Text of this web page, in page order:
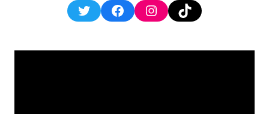
TwitterFacebookInstagram
TikTok